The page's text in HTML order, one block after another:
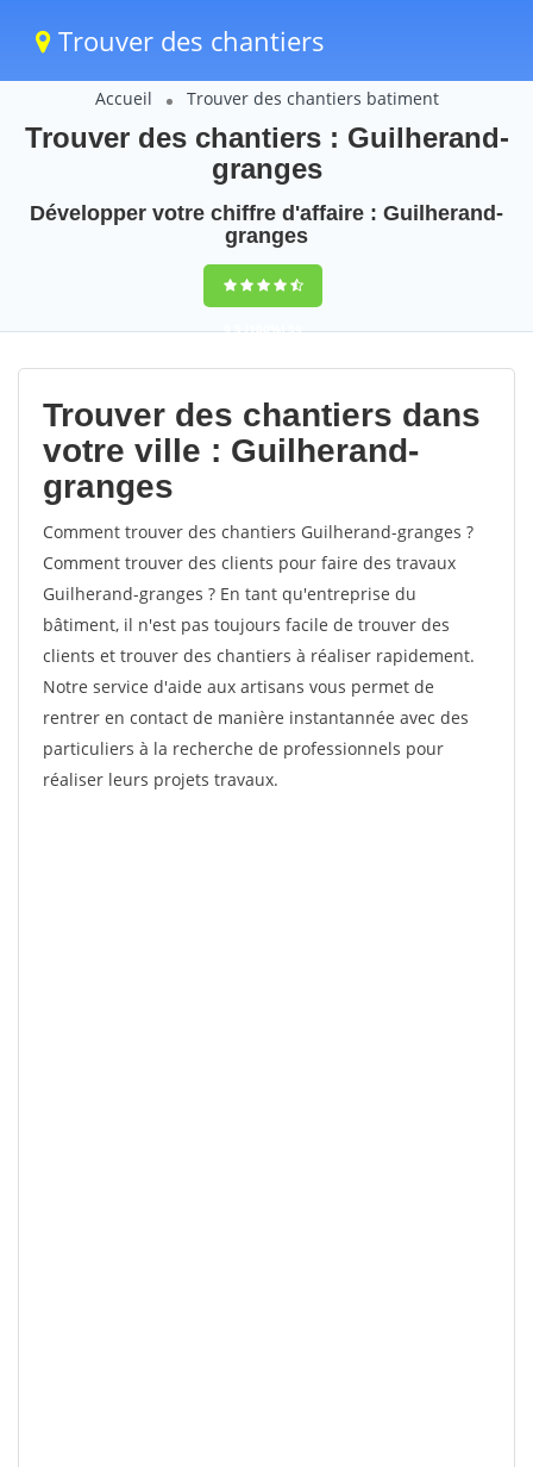
Trouver des chantiers
Accueil Trouver des chantiers batiment
Trouver des chantiers : Guilherand-
granges
Développer votre chiffre d'affaire : Guilherand-
granges
9,5(100%)59
votes
Trouver des chantiers dans
votre ville : Guilherand-
granges
Comment trouver des chantiers Guilherand-granges ?
Comment trouver des clients pour faire des travaux
Guilherand-granges ? En tant qu'entreprise du
bâtiment, il n'est pas toujours facile de trouver des
clients et trouver des chantiers à réaliser rapidement.
Notre service d'aide aux artisans vous permet de
rentrer en contact de manière instantannée avec des
particuliers à la recherche de professionnels pour
réaliser leurs projets travaux.